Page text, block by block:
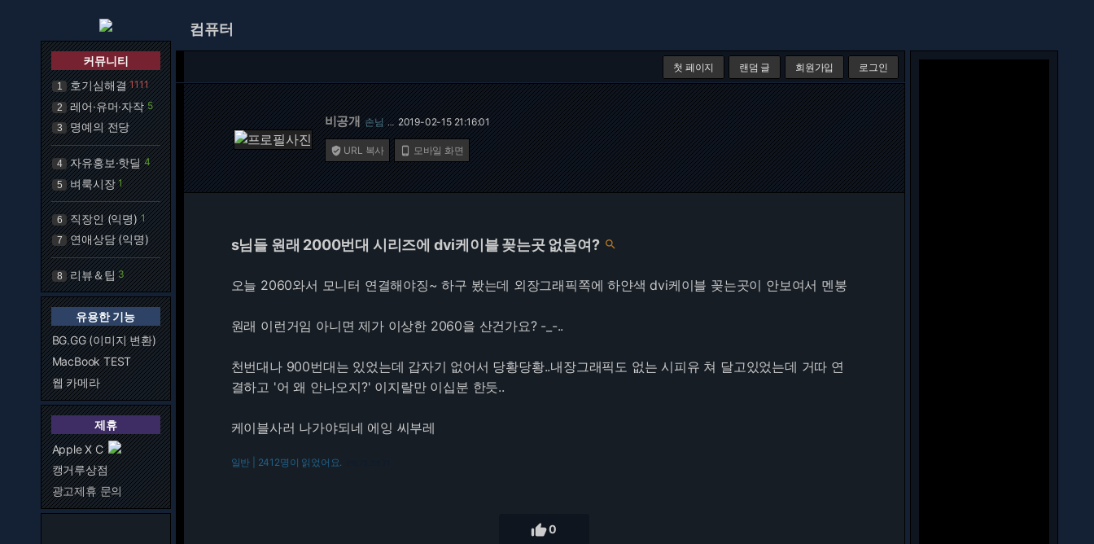
커뮤니티
1 호기심해결 1111
2 레어·유머·자작 5
3 명예의 전당
4 자유홍보·핫딜 4
5 벼룩시장 1
6 직장인 (익명) 1
7 연애상담 (익명)
8 리뷰＆팁 3
유용한 기능
BG.GG (이미지 변환)
MacBook TEST
웹 카메라
제휴
Apple X C
캥거루상점
광고제휴 문의
컴퓨터
첫 페이지 랜덤 글 회원가입 로그인
비공개 손님 … 2019-02-15 21:16:01
 URL 복사  모바일 화면
s님들 원래 2000번대 시리즈에 dvi케이블 꽂는곳 없음여? 
오늘 2060와서 모니터 연결해야징~ 하구 봤는데 외장그래픽쪽에 하얀색 dvi케이블 꽂는곳이 안보여서 멘붕
원래 이런거임 아니면 제가 이상한 2060을 산건가요? -_-..
천번대나 900번대는 있었는데 갑자기 없어서 당황당황..내장그래픽도 없는 시피유 쳐 달고있었는데 거따 연
결하고 '어 왜 안나오지?' 이지랄만 이십분 한듯..
케이블사러 나가야되네 에잉 씨부레
일반 | 2412명이 읽었어요.
0